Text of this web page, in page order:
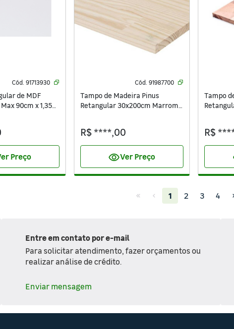
Cód. 91713930
de MDF
90cm x 1,35m
Preço
Cód. 91987700
Tampo de Madeira Pinus
Retangular 30x200cm Marrom
R$ ****,00
visibilityVer Preço
Tampo
R$
1(current)
2 3 4
Entre em contato por e-mail
Para solicitar atendimento, fazer orçamentos ou
realizar análise de crédito.
Enviar mensagem